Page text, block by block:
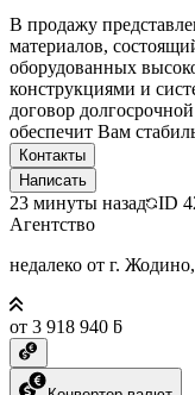
В продажу
материалов,
оборудованных
конструкциями и
договор
обеспечит Вам
Контакты
Написать
23 минуты назад ID
Агентство
недалеко от г.
от 3 918 940 ƃ